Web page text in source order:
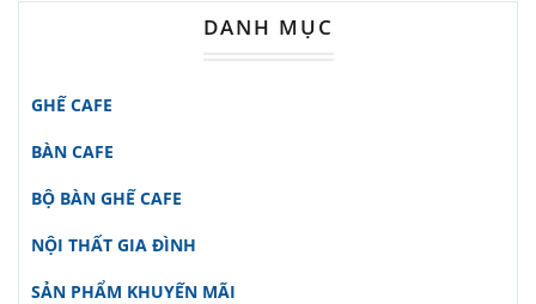
GCFDT73được thiết kế đặc biệt
Đây là lựa chọn lý tưởng cho các
quán cafe
muốn mang đến trải nghiệm tuyệt vời
cho khách hàng của mình.
DANH MỤC
GHẾ CAFE
BÀN CAFE
BỘ BÀN GHẾ CAFE
NỘI THẤT GIA ĐÌNH
SẢN PHẨM KHUYẾN MÃI